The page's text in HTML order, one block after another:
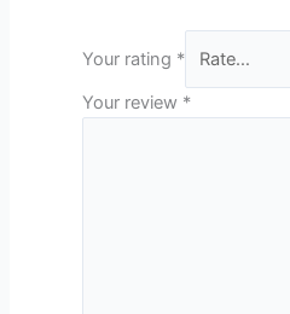
Your rating *
Your review *